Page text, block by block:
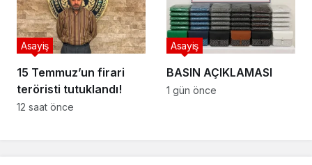
15 Temmuz’un firari
teröristi tutuklandı!
Asayiş
12 saat önce
BASIN AÇIKLAMASI
Asayiş
1 gün önce